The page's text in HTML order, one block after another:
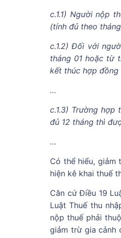
c.1.1) Người nộp
(tính đủ theo
c.1.2) Đối với
tháng 01 hoặc từ
kết thúc hợp đồng
…
c.1.3) Trường hợp
đủ 12 tháng thì
…
Có thể hiểu, giảm
hiện kê khai thuế
Căn cứ Điều 19
Luật Thuế thu
nộp thuế phải
giảm trừ gia cảnh